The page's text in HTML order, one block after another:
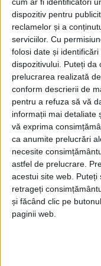
dispozitiv pentru
reclamelor și a
serviciilor. Cu
folosi date și
dispozitivului. Puteți da
prelucrarea realizată
conform descrierii de
pentru a refuza să vă
informații mai detaliate
vă exprima
ca anumite prelucrări
necesite
astfel de prelucrare.
acestui site web.
retrageți
și făcând clic pe
paginii web.
cu atenţie
natură. Adriana
adb 1 marti 21 iulie
Articolesimilare
AUDIO
Va ajunge
12 MARTIE, 2020
AUDIO
Lungu anunță
ștrandul din
ștrand modern